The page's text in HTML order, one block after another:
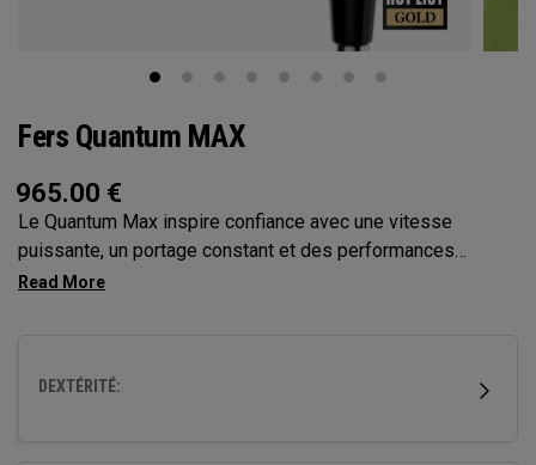
Fers Quantum MAX
965.00 €
Le Quantum Max inspire confiance avec une vitesse
puissante, un portage constant et des performances
tolérantes sur toute la face, le tout avec une forme épurée
DEXTÉRITÉ: